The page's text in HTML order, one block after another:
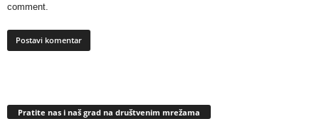
comment.
Pratite nas i naš grad na društvenim mrežama